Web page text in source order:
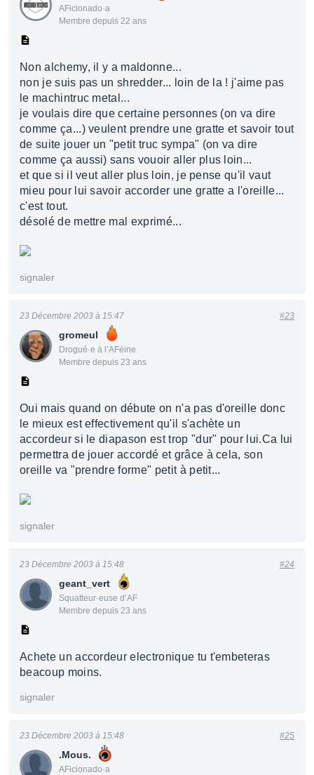
AFicionado·a
Membre depuis 22 ans
Non alchemy, il y a maldonne...
non je suis pas un shredder... loin de la ! j'aime pas
le machintruc metal...
je voulais dire que certaine personnes (on va dire
comme ça...) veulent prendre une gratte et savoir tout
de suite jouer un "petit truc sympa" (on va dire
comme ça aussi) sans vouoir aller plus loin...
et que si il veut aller plus loin, je pense qu'il vaut
mieu pour lui savoir accorder une gratte a l'oreille...
c'est tout.
désolé de mettre mal exprimé...
signaler
gromeul
Drogué·e à l’AFéine
Membre depuis 23 ans
23 Décembre 2003 à 15:47 #23
Oui mais quand on débute on n'a pas d'oreille donc
le mieux est effectivement qu'il s'achète un
accordeur si le diapason est trop "dur" pour lui.Ca lui
permettra de jouer accordé et grâce à cela, son
oreille va "prendre forme" petit à petit...
signaler
geant_vert
Squatteur·euse d’AF
Membre depuis 23 ans
23 Décembre 2003 à 15:48 #24
Achete un accordeur electronique tu t'embeteras
beacoup moins.
signaler
.Mous.
AFicionado·a
23 Décembre 2003 à 15:48 #25